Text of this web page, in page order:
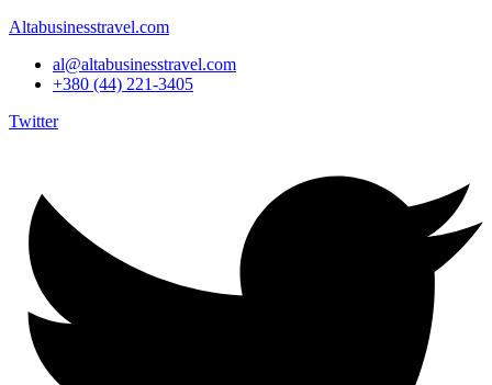
Altabusinesstravel.com
al@altabusinesstravel.com
+380 (44) 221-3405
Twitter